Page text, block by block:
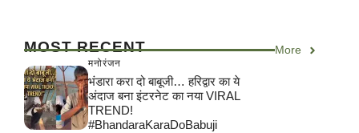
MOST RECENT More
मनोरंजन
भंडारा करा दो बाबूजी… हरिद्वार का ये
अंदाज बना इंटरनेट का नया VIRAL
TREND!
#BhandaraKaraDoBabuji